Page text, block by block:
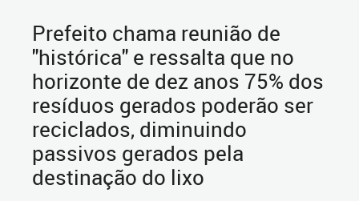
Prefeito chama reunião de
"histórica" e ressalta que no
horizonte de dez anos 75% dos
resíduos gerados poderão ser
reciclados, diminuindo
passivos gerados pela
destinação do lixo